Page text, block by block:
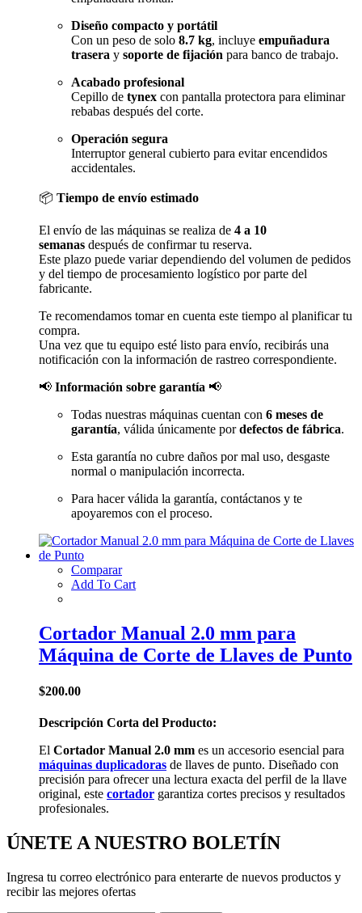
Diseño compacto y portátil
Con un peso de solo 8.7 kg, incluye empuñadura
trasera y soporte de fijación para banco de trabajo.
Acabado profesional
Cepillo de tynex con pantalla protectora para eliminar
rebabas después del corte.
Operación segura
Interruptor general cubierto para evitar encendidos
accidentales.
📦 Tiempo de envío estimado
El envío de las máquinas se realiza de 4 a 10
semanas después de confirmar tu reserva.
Este plazo puede variar dependiendo del volumen de pedidos
y del tiempo de procesamiento logístico por parte del
fabricante.
Te recomendamos tomar en cuenta este tiempo al planificar tu
compra.
Una vez que tu equipo esté listo para envío, recibirás una
notificación con la información de rastreo correspondiente.
📢 Información sobre garantía 📢
Todas nuestras máquinas cuentan con 6 meses de
garantía, válida únicamente pordefectos de fábrica.
Esta garantía no cubre daños por mal uso, desgaste
normal o manipulación incorrecta.
Para hacer válida la garantía, contáctanos y te
apoyaremos con el proceso.
Comparar
Add To Cart
Cortador Manual 2.0 mm para
Máquina de Corte de Llaves de Punto
$200.00
Descripción Corta del Producto:
El Cortador Manual 2.0 mm es un accesorio esencial para
máquinas duplicadoras de llaves de punto. Diseñado con
precisión para ofrecer una lectura exacta del perfil de la llave
original, este cortador garantiza cortes precisos y resultados
profesionales.
ÚNETE A NUESTRO BOLETÍN
Ingresa tu correo electrónico para enterarte de nuevos productos y
recibir las mejores ofertas